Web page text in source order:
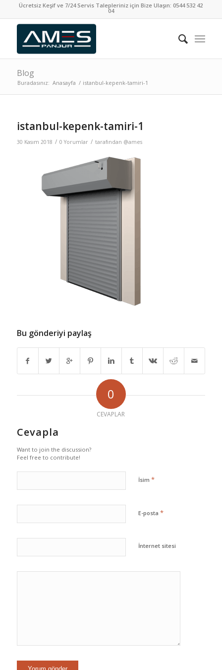
Ücretsiz Keşif ve 7/24 Servis Talepleriniz için Bize Ulaşın:0544 532 42
04
Blog
Buradasınız: Anasayfa / istanbul-kepenk-tamiri-1
istanbul-kepenk-tamiri-1
30 Kasım 2018 / 0 Yorumlar / tarafından @ames
Bu gönderiyi paylaş
0
CEVAPLAR
Cevapla
Want to join the discussion?
Feel free to contribute!
İsim *
E-posta *
İnternet sitesi